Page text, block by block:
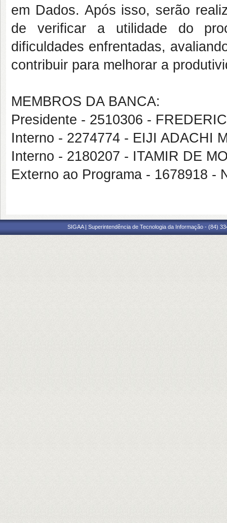
em Dados. Após isso, serão
de verificar a utilidade do
dificuldades enfrentadas,
contribuir para melhorar a
MEMBROS DA BANCA:
Presidente - 2510306 -
Interno - 2274774 - EIJI ADACHI
Interno - 2180207 - ITAMIR DE
Externo ao Programa - 1678918 -
SIGAA | Superintendência de Tecnologia da Informação - (84)